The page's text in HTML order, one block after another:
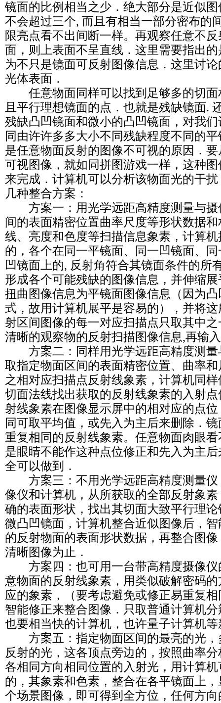
镜面的比例相当之少．绝大部分是近似
不会超过三个, 而且有相当一部分密布的
限亮点看不出间断一样。再观察任意不
面，则上表面不呈直线．这里需要指出
为不只是镜面可反射图像信息．这里讨
光体表面．
任意物面同样可以找到足够多的切面
且平行理想镜面的点．也就是残缺镜面.
残缺凸凹镜面和微小的凸凹镜面，对我
同由许许多多大小不同残缺程度不同的
是任意物面反射的图像不可视的原因．
可视图像，就如同拼图游戏一样，这种
来完成．计算机可以分析该物面光的干
几种整合方案：
方案一：用光学远距高精度测量与摄
间的表面精密位置曲率尺度等形状数据
线、亮度和色度等扫描信息象素，计算
的，各个在同一平镜面、同一凹镜面、
凹镜面上的, 反射角符合其镜面条件的所
形成各个可能残缺的图像信息，并伸缩
扭曲图像信息为平镜面图像信息（因为
式，故用计算机展平是容易的），并将
射区间图像的每一对应扫描点只取其中
清晰的观察物的反射扫描图像信息,再输
方案二：同样用光学远距高精度测量
取指定物面区间的表面精密位置、曲率
之相对应扫描点反射线象素，计算机同
切面法线找出获取的反射线象素的入射
射线象素在图像显示屏中的相对应的点
同可取平均值，或先入为主后来删除．
重复相同的反射线象素。任意物面肉眼
是眼睛不能作这种点位修正和先入为主
全可以做到．
方案三：不用光学远距高精度测量仪
像仪和计算机，从所获取的全部反射象
确的表面形状，找出其切面大致平行理
微凸凹镜面，计算机整合近似图像后，
的反射物面的表面形状数据，再整合图
清晰图像为止．
方案四：也可用一台带高精度摄像仪
意物面的反射线象素，用类似破解密码
应的象素，（要考虑避免或修正易重复
智能修正来整合图像．只取普通计算机
也要相当快的计算机，也许量子计算机
方案五：指定物面区间的最亮的光，
反射的光，这各顶点旁边的，按照曲率
各相同方向相同位置的入射光，用计算
的，其象素和色素，整合在各平镜面上
个场景图像，即可得到全方位，任何方